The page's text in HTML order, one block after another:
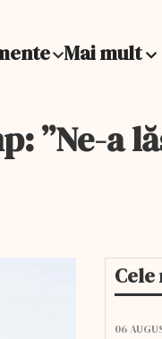
Mai mult
”Ne-a
06